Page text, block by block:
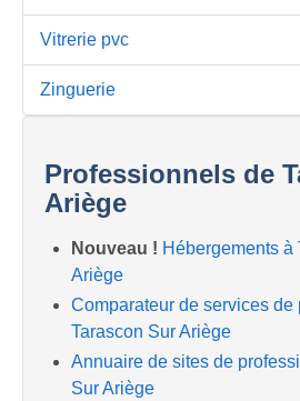
Vitrerie pvc
Zinguerie
Professionnels de
Ariège
Nouveau ! Hébergements à
Ariège
Comparateur de services de
Tarascon Sur Ariège
Annuaire de sites de
Sur Ariège